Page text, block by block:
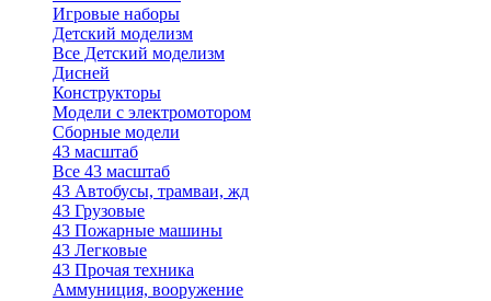
Игровые наборы
Детский моделизм
Все Детский моделизм
Дисней
Конструкторы
Модели с электромотором
Сборные модели
43 масштаб
Все 43 масштаб
43 Автобусы, трамваи, жд
43 Грузовые
43 Пожарные машины
43 Легковые
43 Прочая техника
Аммуниция, вооружение